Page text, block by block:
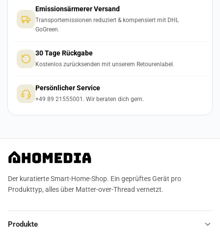
Emissionsärmerer Versand
Transportemissionen reduziert & kompensiert mit DHL
GoGreen.
30 Tage Rückgabe
Kostenlos zurücksenden mit unserem Retourenlabel.
Persönlicher Service
+49 89 21555001. Wir beraten dich gern.
Der kuratierte Smart-Home-Shop. Ein geprüftes Gerät pro
Produkttyp, alles über Matter-over-Thread vernetzt.
Produkte